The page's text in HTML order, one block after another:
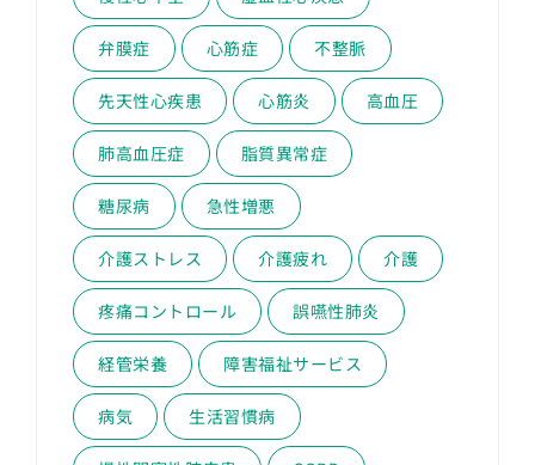
弁膜症 心筋症 不整脈
先天性心疾患 心筋炎 高血圧
肺高血圧症 脂質異常症
糖尿病 急性増悪
介護ストレス 介護疲れ 介護
疼痛コントロール 誤嚥性肺炎
経管栄養 障害福祉サービス
病気 生活習慣病